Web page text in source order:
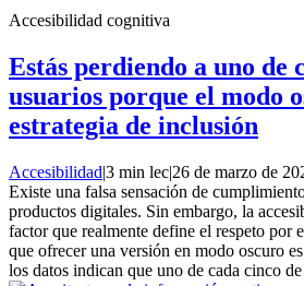
Accesibilidad cognitiva
Estás perdiendo a uno de
usuarios porque el modo
estrategia de inclusión
Accesibilidad|3 min lec|26 de marzo de
Existe una falsa sensación de
productos digitales. Sin embargo, la
factor que realmente define el respeto por
que ofrecer una versión en modo oscuro
los datos indican que uno de cada cinco